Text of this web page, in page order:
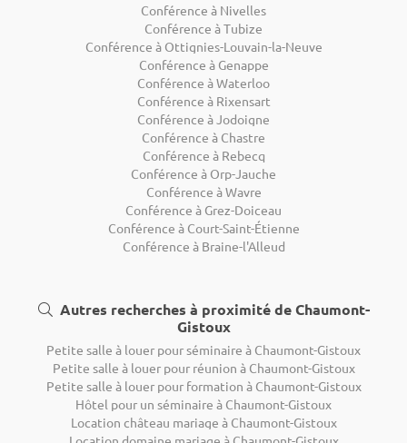
Conférence à Nivelles
Conférence à Tubize
Conférence à Ottignies-Louvain-la-Neuve
Conférence à Genappe
Conférence à Waterloo
Conférence à Rixensart
Conférence à Jodoigne
Conférence à Chastre
Conférence à Rebecq
Conférence à Orp-Jauche
Conférence à Wavre
Conférence à Grez-Doiceau
Conférence à Court-Saint-Étienne
Conférence à Braine-l'Alleud
Autres recherches à proximité de Chaumont-
Gistoux
Petite salle à louer pour séminaire à Chaumont-Gistoux
Petite salle à louer pour réunion à Chaumont-Gistoux
Petite salle à louer pour formation à Chaumont-Gistoux
Hôtel pour un séminaire à Chaumont-Gistoux
Location château mariage à Chaumont-Gistoux